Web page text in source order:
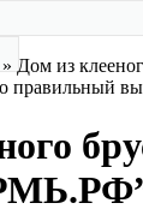
» Дом из